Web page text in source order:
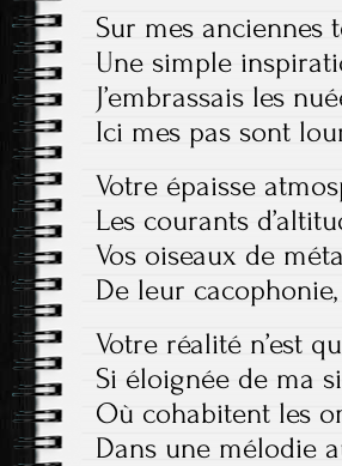
Sur mes anciennes
Une simple
J’embrassais les
Ici mes pas sont
Votre épaisse
Les courants
Vos oiseaux de
De leur
Votre réalité n’est
Si éloignée de ma
Où cohabitent les
Dans une mélodie